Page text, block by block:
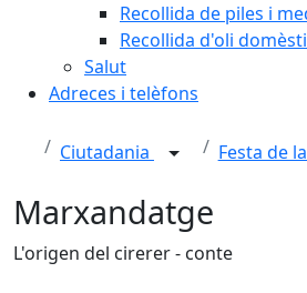
Recollida de piles i
Recollida d'oli
Salut
Adreces i telèfons
Ciutadania Festa de
Marxandatge
L'origen del cirerer - conte